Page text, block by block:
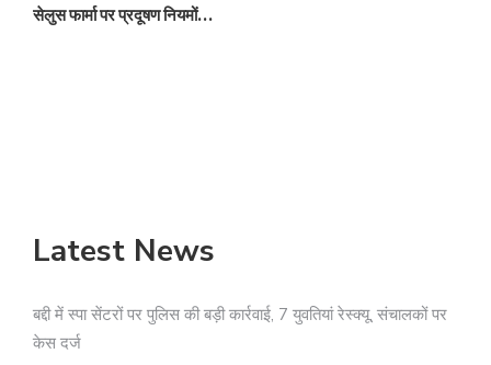
सेलुस फार्मा पर प्रदूषण नियमों…
Latest News
बद्दी में स्पा सेंटरों पर पुलिस की बड़ी कार्रवाई, 7 युवतियां रेस्क्यू, संचालकों पर
केस दर्ज